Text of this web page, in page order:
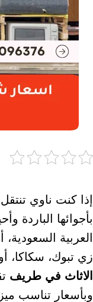
إذا كنت ناوي
بأجوائها الباردة
العربية
زي تبوك، سكاكا،
الاثاث في طريف
وبأسعار تناسب